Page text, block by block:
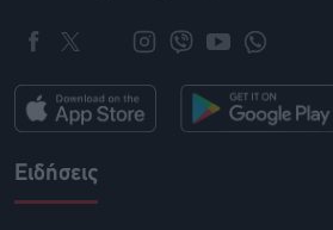
Ειδήσεις